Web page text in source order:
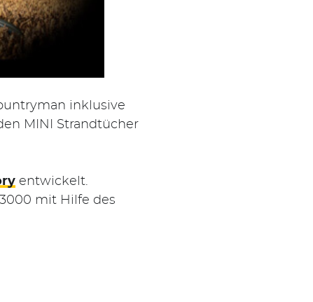
inklusive
MINI Strandtücher
entwickelt.
mit Hilfe des